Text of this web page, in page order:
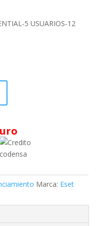
5 USUARIOS-12
Marca: Eset